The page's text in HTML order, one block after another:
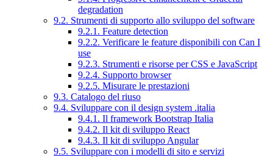
degradation
9.2. Strumenti di supporto allo sviluppo del software
9.2.1. Feature detection
9.2.2. Verificare le feature disponibili con Can I
use
9.2.3. Strumenti e risorse per CSS e JavaScript
9.2.4. Supporto browser
9.2.5. Misurare le prestazioni
9.3. Catalogo del riuso
9.4. Sviluppare con il design system .italia
9.4.1. Il framework Bootstrap Italia
9.4.2. Il kit di sviluppo React
9.4.3. Il kit di sviluppo Angular
9.5. Sviluppare con i modelli di sito e servizi